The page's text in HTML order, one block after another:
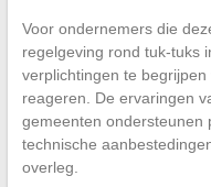
Voor ondernemers die
regelgeving rond tuk-tuks
verplichtingen te
reageren. De ervaringen
gemeenten ondersteunen
technische
overleg.